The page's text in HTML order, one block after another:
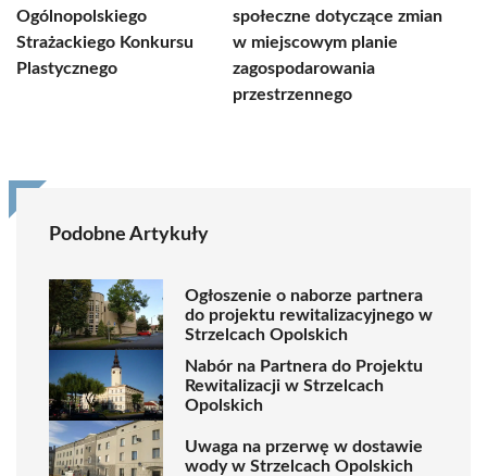
Ogólnopolskiego
Strażackiego Konkursu
Plastycznego
społeczne dotyczące zmian
w miejscowym planie
zagospodarowania
przestrzennego
Podobne Artykuły
Ogłoszenie o naborze partnera
do projektu rewitalizacyjnego w
Strzelcach Opolskich
Nabór na Partnera do Projektu
Rewitalizacji w Strzelcach
Opolskich
Uwaga na przerwę w dostawie
wody w Strzelcach Opolskich